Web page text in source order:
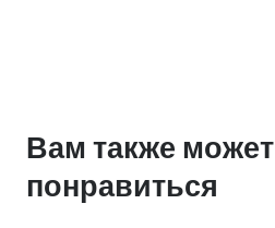
Вам также может
понравиться